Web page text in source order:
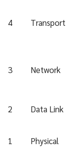
4 Transport
3 Network
2 Data Link
1 Physical